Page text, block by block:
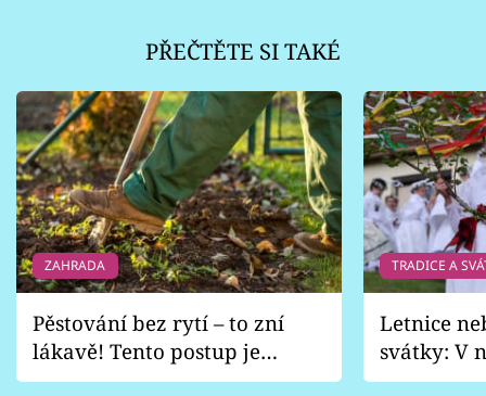
PŘEČTĚTE SI TAKÉ
ZAHRADA
Pěstování bez rytí – to zní
lákavě! Tento postup je
vhodný jen pro některé
TRADICE A
Letnice
svátky: V
pondělí